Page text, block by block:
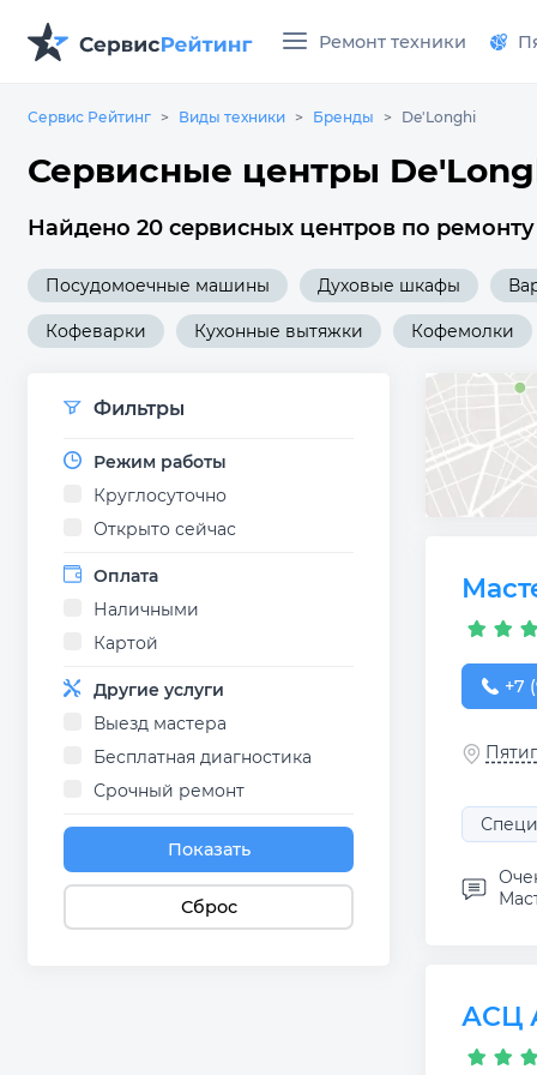
Ремонт техники
Сервис Рейтинг Виды техники Бренды De'Longhi
Сервисные центры
Найдено 20 сервисных центров по
Посудомоечные машины Духовые шкафы
Кофеварки Кухонные вытяжки Кофемолки
Фильтры
Режим работы
Круглосуточно
Открыто сейчас
Оплата
Наличными
Картой
Другие услуги
Выезд мастера
Бесплатная диагностика
Срочный ремонт
Показать
Сброс
+7
+7
АСЦ